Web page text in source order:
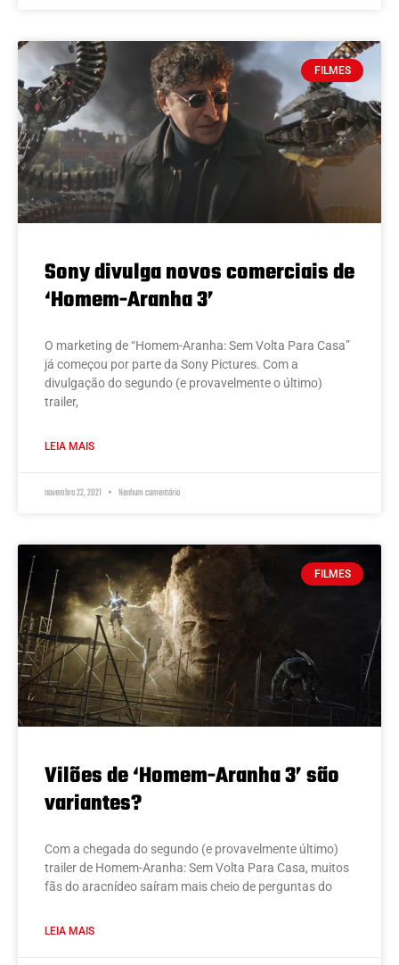
FILMES
Sony divulga novos comerciais de
‘Homem-Aranha 3’
O marketing de “Homem-Aranha: Sem Volta Para Casa”
já começou por parte da Sony Pictures. Com a
divulgação do segundo (e provavelmente o último)
trailer,
LEIA MAIS
novembro 22, 2021 Nenhum comentário
FILMES
Vilões de ‘Homem-Aranha 3’ são
variantes?
Com a chegada do segundo (e provavelmente último)
trailer de Homem-Aranha: Sem Volta Para Casa, muitos
fãs do aracnídeo saíram mais cheio de perguntas do
LEIA MAIS